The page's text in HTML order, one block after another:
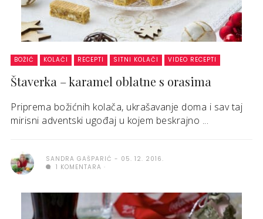
BOŽIĆ KOLAČI RECEPTI SITNI KOLAČI VIDEO RECEPTI
Štaverka – karamel oblatne s orasima
Priprema božićnih kolača, ukrašavanje doma i sav taj
mirisni adventski ugođaj u kojem beskrajno ...
SANDRA GAŠPARIĆ
05. 12. 2016.
1 KOMENTARA